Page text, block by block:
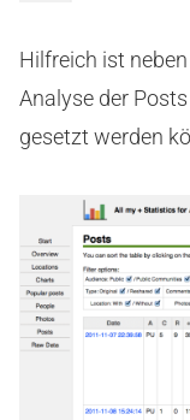
Hilfreich ist
Analyse der
gesetzt werden